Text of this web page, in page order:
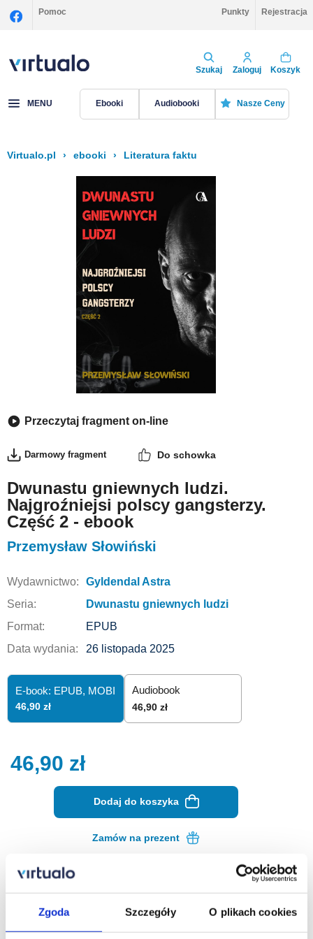
Zgoda Szczegóły O plikach cookies
Pomoc Punkty Rejestracja
Szukaj Zaloguj Koszyk
MENU Ebooki Audiobooki Nasze Ceny
Virtualo.pl › ebooki › Literatura faktu
Przeczytaj fragment on-line
Darmowy fragment Do schowka
Dwunastu gniewnych ludzi.
Najgroźniejsi polscy gangsterzy.
Część 2 - ebook
Przemysław Słowiński
Wydawnictwo:
Gyldendal Astra
Seria:
Dwunastu gniewnych ludzi
Format:
EPUB
Data wydania:
26 listopada 2025
E-book: EPUB, MOBI
46,90 zł
Audiobook
46,90 zł
46,90 zł
Dodaj do koszyka
Zamów na prezent
Szczegóły